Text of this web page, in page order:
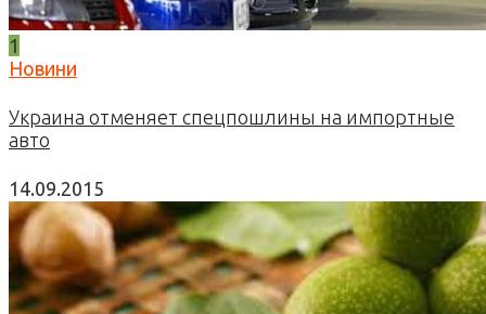
1
Новини
Украина отменяет спецпошлины на импортные
авто
14.09.2015